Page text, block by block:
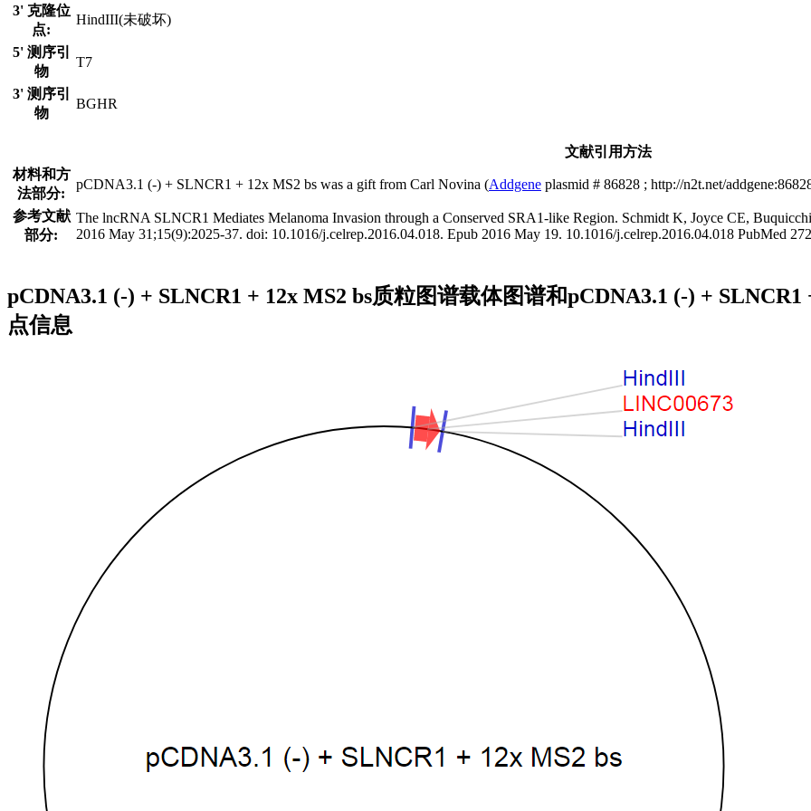
3' 克隆位
点:
HindIII(未破坏)
5' 测序引
物
T7
3' 测序引
物
BGHR
文献引用方法
材料和方
法部分:
pCDNA3.1 (-) + SLNCR1 + 12x MS2 bs was a gift from Carl Novina (Addgene plasmid # 86828 ; http://n2t.net/
参考文献
部分:
The lncRNA SLNCR1 Mediates Melanoma Invasion through a Conserved SRA1-like Region. Schmidt K, Joyce CE,
2016 May 31;15(9):2025-37. doi: 10.1016/j.celrep.2016.04.018. Epub 2016 May 19. 10.1016/j.celrep.2016.04.018 PubMed
pCDNA3.1 (-) + SLNCR1 + 12x MS2 bs质粒图谱载体图谱和pCDNA3.1 (-) +
点信息